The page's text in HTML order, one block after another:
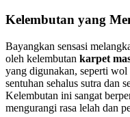
Kelembutan yang
Bayangkan sensasi
oleh kelembutan karpet
yang digunakan, seperti
sentuhan sehalus sutra dan
Kelembutan ini sangat
mengurangi rasa lelah dan